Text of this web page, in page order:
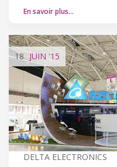
En savoir plus…
18 JUIN '15
DELTA ELECTRONICS